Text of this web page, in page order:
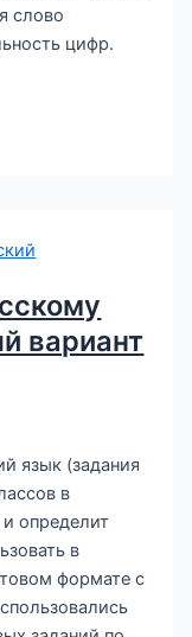
слово
цифр.
вариант
язык (задания
в
определит
в
формате с